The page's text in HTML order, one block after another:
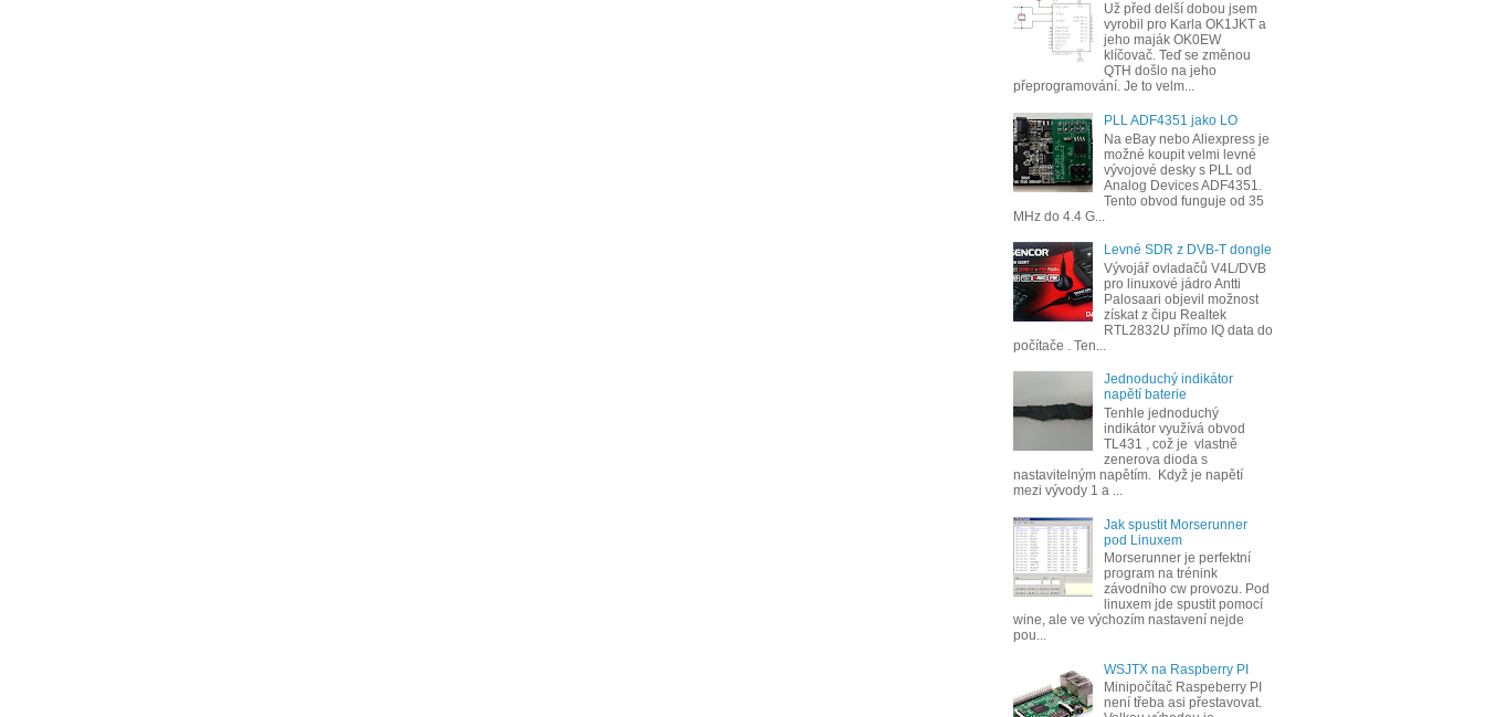
Už před delší dobou jsem
vyrobil pro Karla OK1JKT a
jeho maják OK0EW
klíčovač. Teď se změnou
QTH došlo na jeho
přeprogramování. Je to velm...
PLL ADF4351 jako LO
Na eBay nebo Aliexpress je
možné koupit velmi levné
vývojové desky s PLL od
Analog Devices ADF4351.
Tento obvod funguje od 35
MHz do 4.4 G...
Levné SDR z DVB-T dongle
Vývojář ovladačů V4L/DVB
pro linuxové jádro Antti
Palosaari objevil možnost
získat z čipu Realtek
RTL2832U přímo IQ data do
počítače . Ten...
Jednoduchý indikátor
napětí baterie
Tenhle jednoduchý
indikátor využívá obvod
TL431 , což je vlastně
zenerova dioda s
nastavitelným napětím. Když je napětí
mezi vývody 1 a ...
Jak spustit Morserunner
pod Linuxem
Morserunner je perfektní
program na trénink
závodního cw provozu. Pod
linuxem jde spustit pomocí
wine, ale ve výchozím nastavení nejde
pou...
WSJTX na Raspberry PI
Minipočítač Raspeberry PI
není třeba asi přestavovat.